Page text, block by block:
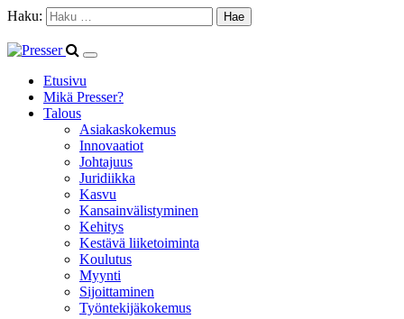
Haku:
Etusivu
Mikä Presser?
Talous
Asiakaskokemus
Innovaatiot
Johtajuus
Juridiikka
Kasvu
Kansainvälistyminen
Kehitys
Kestävä liiketoiminta
Koulutus
Myynti
Sijoittaminen
Työntekijäkokemus